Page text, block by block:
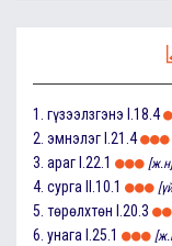
1. гүзээлзгэнэ I.18.4
2. эмнэлэг I.21.4
3. араг I.22.1 [ж.н]
4. сурга II.10.1
5. төрөлхтөн I.20.3
6. унага I.25.1